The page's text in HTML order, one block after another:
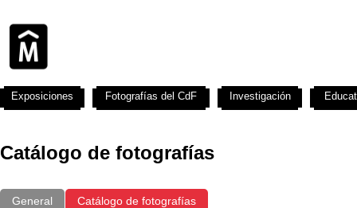
Catálogo de fotografías
General Catálogo de fotografías
Exposiciones Fotografías del CdF Investigación